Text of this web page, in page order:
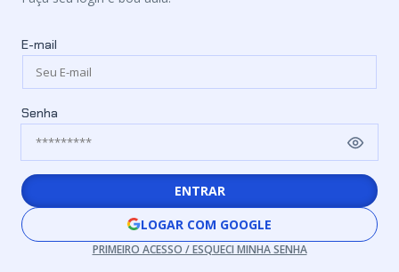
E-mail
Senha
ENTRAR
LOGAR COM GOOGLE
PRIMEIRO ACESSO / ESQUECI MINHA SENHA